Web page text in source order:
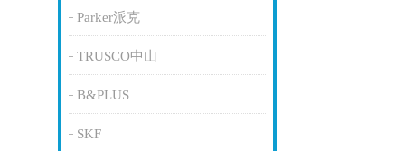
Parker派克
TRUSCO中山
B&PLUS
SKF